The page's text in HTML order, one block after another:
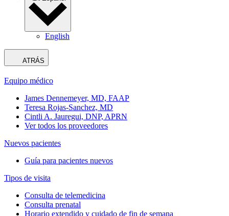
English
ATRÁS
Equipo médico
James Dennemeyer, MD, FAAP
Teresa Rojas-Sanchez, MD
Cintli A. Jauregui, DNP, APRN
Ver todos los proveedores
Nuevos pacientes
Guía para pacientes nuevos
Tipos de visita
Consulta de telemedicina
Consulta prenatal
Horario extendido y cuidado de fin de semana